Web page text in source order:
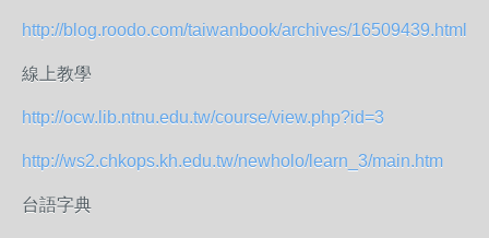
http://blog.roodo.com/taiwanbook/archives/16509439.html
線上教學
http://ocw.lib.ntnu.edu.tw/course/view.php?id=3
http://ws2.chkops.kh.edu.tw/newholo/learn_3/main.htm
台語字典